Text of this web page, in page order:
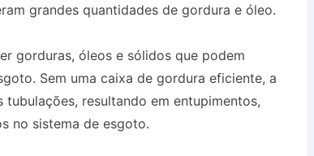
grandes quantidades de gordura e óleo.
gorduras, óleos e sólidos que podem
Sem uma caixa de gordura eficiente, a
resultando em entupimentos,
no sistema de esgoto.